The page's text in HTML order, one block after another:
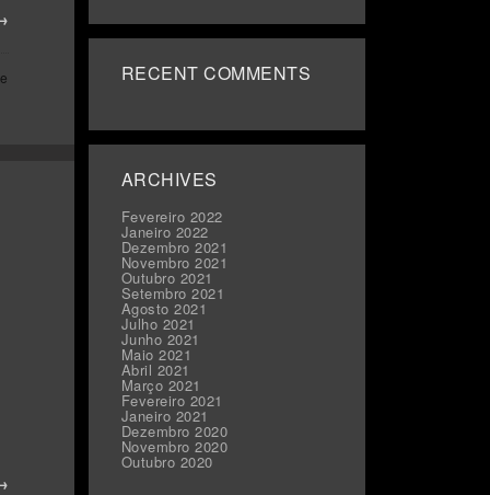
RECENT COMMENTS
ARCHIVES
Fevereiro 2022
Janeiro 2022
Dezembro 2021
Novembro 2021
Outubro 2021
Setembro 2021
Agosto 2021
Julho 2021
Junho 2021
Maio 2021
Abril 2021
Março 2021
Fevereiro 2021
Janeiro 2021
Dezembro 2020
Novembro 2020
Outubro 2020